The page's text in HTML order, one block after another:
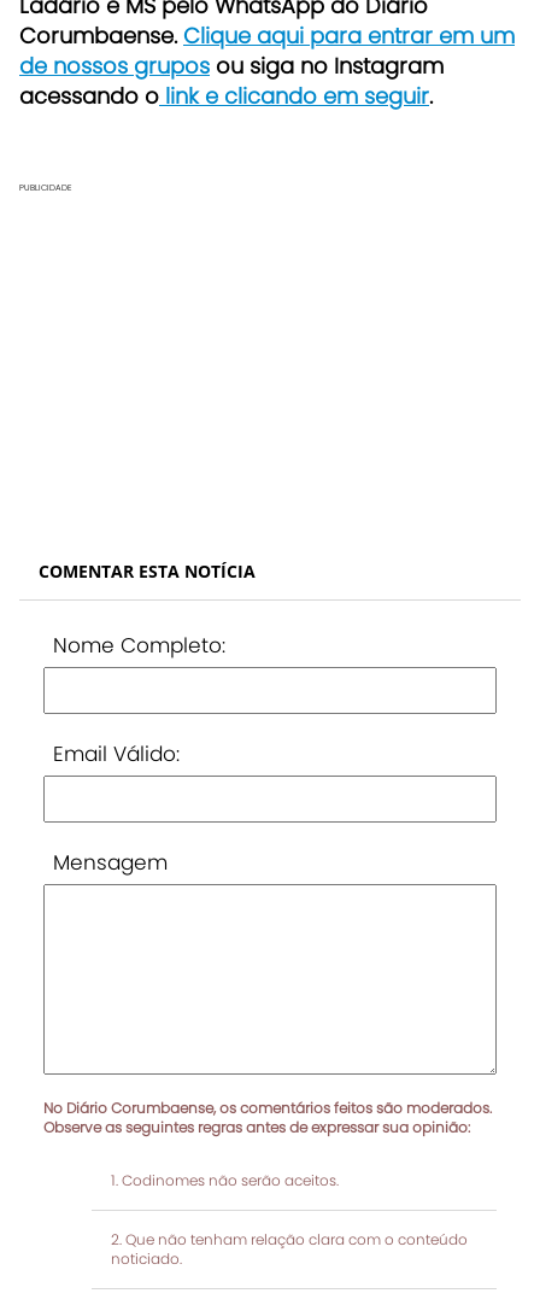
Corumbaense.Clique aqui para entrar em um
de nossos grupos ou siga no Instagram
acessando o link e clicando em seguir.
PUBLICIDADE
COMENTAR ESTA NOTÍCIA
Nome Completo:
Email Válido:
Mensagem
No Diário Corumbaense, os comentários feitos são moderados.
Observe as seguintes regras antes de expressar sua opinião:
Codinomes não serão aceitos.
Que não tenham relação clara com o conteúdo
noticiado.